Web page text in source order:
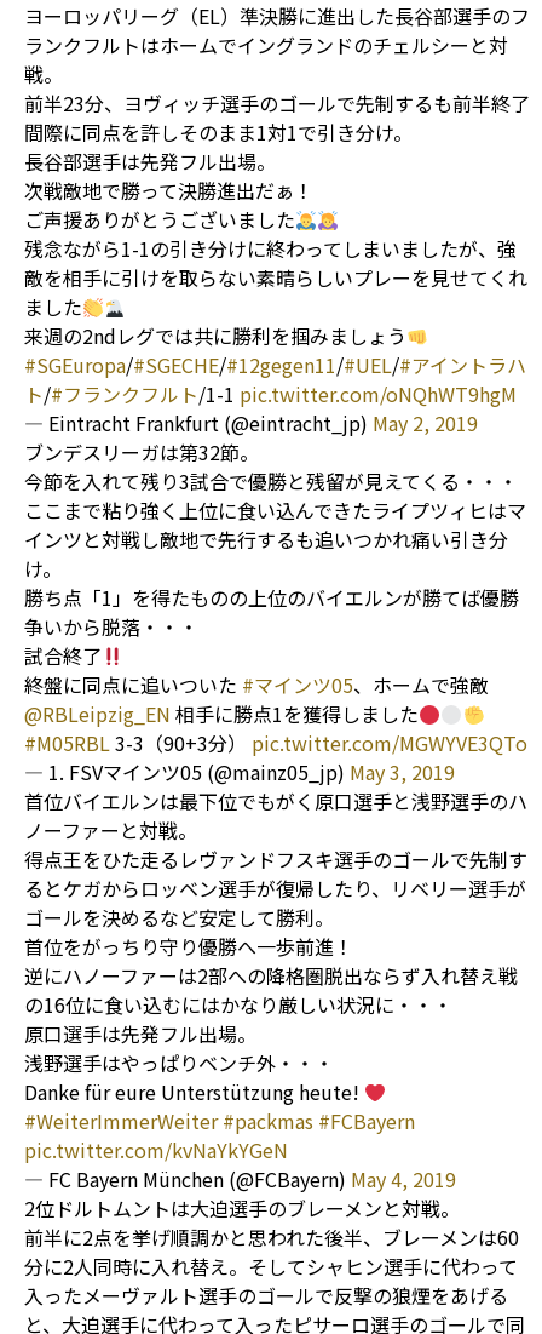
ヨーロッパリーグ（EL）準決勝に進出した長谷部選手のフ
ランクフルトはホームでイングランドのチェルシーと対
戦。
前半23分、ヨヴィッチ選手のゴールで先制するも前半終了
間際に同点を許しそのまま1対1で引き分け。
長谷部選手は先発フル出場。
次戦敵地で勝って決勝進出だぁ！
ご声援ありがとうございました
残念ながら1-1の引き分けに終わってしまいましたが、強
敵を相手に引けを取らない素晴らしいプレーを見せてくれ
ました
来週の2ndレグでは共に勝利を掴みましょう
#SGEuropa/#SGECHE/#12gegen11/#UEL/#アイントラハ
ト/#フランクフルト/1-1 pic.twitter.com/oNQhWT9hgM
— Eintracht Frankfurt (@eintracht_jp) May 2, 2019
ブンデスリーガは第32節。
今節を入れて残り3試合で優勝と残留が見えてくる・・・
ここまで粘り強く上位に食い込んできたライプツィヒはマ
インツと対戦し敵地で先行するも追いつかれ痛い引き分
け。
勝ち点「1」を得たものの上位のバイエルンが勝てば優勝
争いから脱落・・・
試合終了
終盤に同点に追いついた #マインツ05、ホームで強敵
@RBLeipzig_EN 相手に勝点1を獲得しました
#M05RBL3-3（90+3分） pic.twitter.com/MGWYVE3QTo
— 1. FSVマインツ05 (@mainz05_jp) May 3, 2019
首位バイエルンは最下位でもがく原口選手と浅野選手のハ
ノーファーと対戦。
得点王をひた走るレヴァンドフスキ選手のゴールで先制す
るとケガからロッベン選手が復帰したり、リベリー選手が
ゴールを決めるなど安定して勝利。
首位をがっちり守り優勝へ一歩前進！
逆にハノーファーは2部への降格圏脱出ならず入れ替え戦
の16位に食い込むにはかなり厳しい状況に・・・
原口選手は先発フル出場。
浅野選手はやっぱりベンチ外・・・
Danke für eure Unterstützung heute!
#WeiterImmerWeiter #packmas #FCBayern
pic.twitter.com/kvNaYkYGeN
— FC Bayern München (@FCBayern) May 4, 2019
2位ドルトムントは大迫選手のブレーメンと対戦。
前半に2点を挙げ順調かと思われた後半、ブレーメンは60
分に2人同時に入れ替え。そしてシャヒン選手に代わって
入ったメーヴァルト選手のゴールで反撃の狼煙をあげる
と、大迫選手に代わって入ったピサーロ選手のゴールで同